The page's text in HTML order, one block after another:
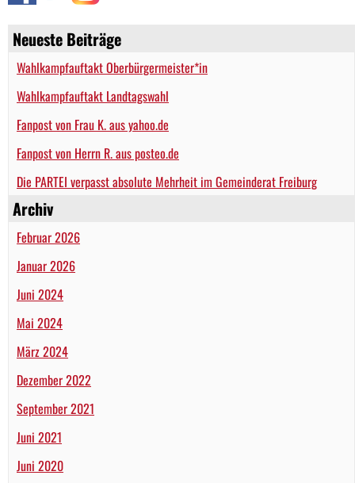
Neueste Beiträge
Wahlkampfauftakt Oberbürgermeister*in
Wahlkampfauftakt Landtagswahl
Fanpost von Frau K. aus yahoo.de
Fanpost von Herrn R. aus posteo.de
Die PARTEI verpasst absolute Mehrheit im Gemeinderat Freiburg
Archiv
Februar 2026
Januar 2026
Juni 2024
Mai 2024
März 2024
Dezember 2022
September 2021
Juni 2021
Juni 2020